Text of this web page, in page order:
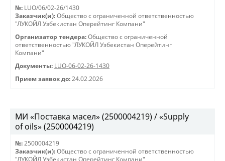
№: LUO/06/02-26/1430
Заказчик(и): Общество с ограниченной ответственностью
"ЛУКОЙЛ Узбекистан Оперейтинг Компани"
Организатор тендера: Общество с ограниченной
ответственностью "ЛУКОЙЛ Узбекистан Оперейтинг
Компани"
Документы: LUO-06-02-26-1430
Прием заявок до: 24.02.2026
МИ «Поставка масел» (2500004219) / «Supply
of oils» (2500004219)
№: 2500004219
Заказчик(и): Общество с ограниченной ответственностью
"ЛУКОЙЛ Узбекистан Оперейтинг Компани"